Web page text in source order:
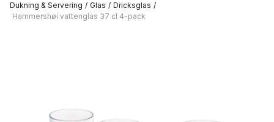
Dukning & Servering / Glas / Dricksglas /
Hammershøi vattenglas 37 cl 4-pack